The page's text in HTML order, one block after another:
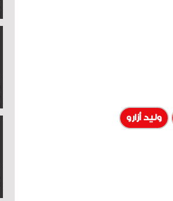
وليد أزارو